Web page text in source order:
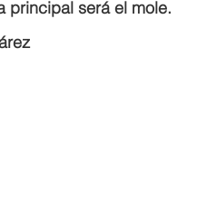
principal será el mole.